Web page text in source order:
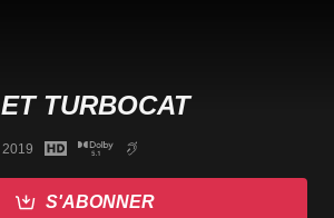
TURBOCAT
S'ABONNER